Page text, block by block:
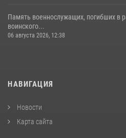
Память военнослужащих, погибших в
воинского...
06 августа 2026, 12:38
НАВИГАЦИЯ
Новости
Карта сайта